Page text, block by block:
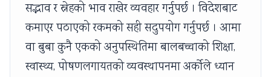
सद्भाव र स्नेहको भाव राखेर व्यवहार गर्नुपर्छ । विदेशबाट
कमाएर पठाएको रकमको सही सदुपयोग गर्नुपर्छ । आमा
वा बुबा कुनै एकको अनुपस्थितिमा बालबच्चाको शिक्षा,
स्वास्थ्य, पोषणलगायतको व्यवस्थापनमा अर्कोले ध्यान